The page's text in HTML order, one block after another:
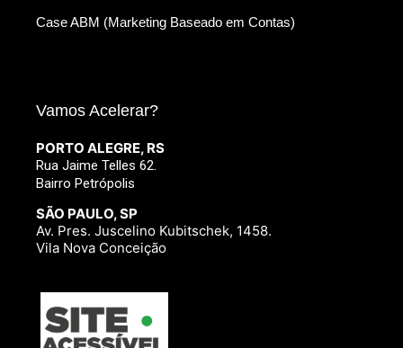
Case ABM (Marketing Baseado em Contas)
Vamos Acelerar?
PORTO ALEGRE, RS
Rua Jaime Telles 62.
Bairro Petrópolis
SÃO PAULO, SP
Av. Pres. Juscelino Kubitschek, 1458.
Vila Nova Conceição